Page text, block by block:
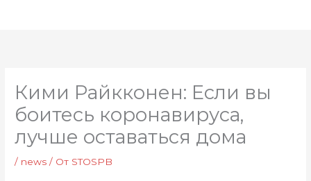
Кими Райкконен: Если вы
боитесь коронавируса,
лучше оставаться дома
/ news / От STOSPB